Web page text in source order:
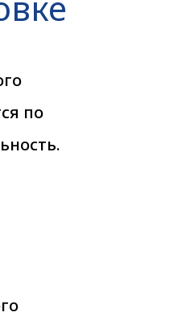
по